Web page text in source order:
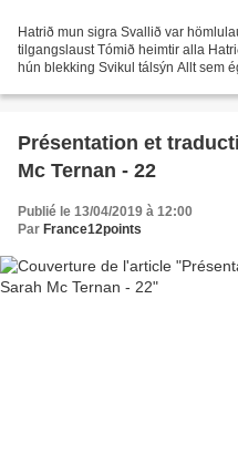
Hatrið mun sigra Svallið var
tilgangslaust Tómið heimtir alla
hún blekking Svikul tálsýn Allt sem
Présentation et
Mc Ternan - 22
Publié le 13/04/2019 à 12:00
Par France12points